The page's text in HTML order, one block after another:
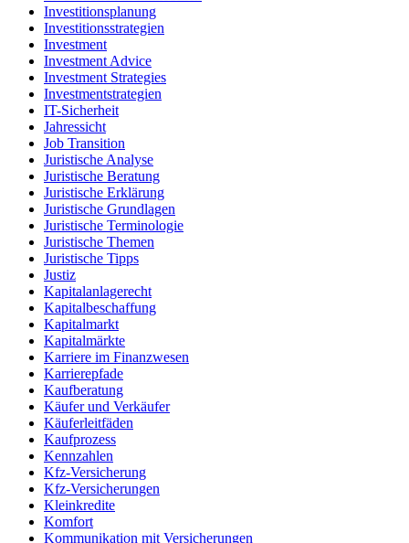
Investitionsplanung
Investitionsstrategien
Investment
Investment Advice
Investment Strategies
Investmentstrategien
IT-Sicherheit
Jahressicht
Job Transition
Juristische Analyse
Juristische Beratung
Juristische Erklärung
Juristische Grundlagen
Juristische Terminologie
Juristische Themen
Juristische Tipps
Justiz
Kapitalanlagerecht
Kapitalbeschaffung
Kapitalmarkt
Kapitalmärkte
Karriere im Finanzwesen
Karrierepfade
Kaufberatung
Käufer und Verkäufer
Käuferleitfäden
Kaufprozess
Kennzahlen
Kfz-Versicherung
Kfz-Versicherungen
Kleinkredite
Komfort
Kommunikation mit Versicherungen